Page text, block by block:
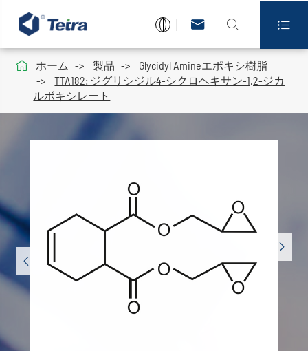
  


 ホーム 製品
Glycidyl Amineエポキシ樹脂
TTA182: ジグリシジル4-シクロヘキサン-1,2-ジカ
ルボキシレート